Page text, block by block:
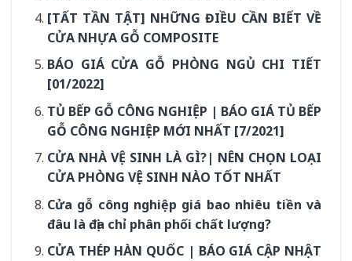
[TẤT TẦN TẬT] NHỮNG ĐIỀU CẦN BIẾT VỀ
CỬA NHỰA GỖ COMPOSITE
BÁO GIÁ CỬA GỖ PHÒNG NGỦ CHI TIẾT
[01/2022]
TỦ BẾP GỖ CÔNG NGHIỆP | BÁO GIÁ TỦ BẾP
GỖ CÔNG NGHIỆP MỚI NHẤT [7/2021]
CỬA NHÀ VỆ SINH LÀ GÌ?| NÊN CHỌN LOẠI
CỬA PHÒNG VỆ SINH NÀO TỐT NHẤT
Cửa gỗ công nghiệp giá bao nhiêu tiền và
đâu là địa chỉ phân phối chất lượng?
CỬA THÉP HÀN QUỐC | BÁO GIÁ CẬP NHẬT